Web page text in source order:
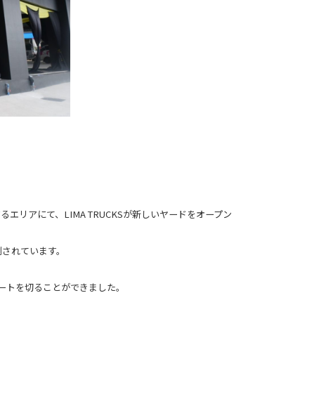
エリアにて、LIMA TRUCKSが新しいヤードをオープン
れています。
を切ることができました。